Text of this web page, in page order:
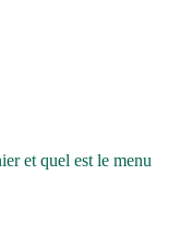
et quel est le menu